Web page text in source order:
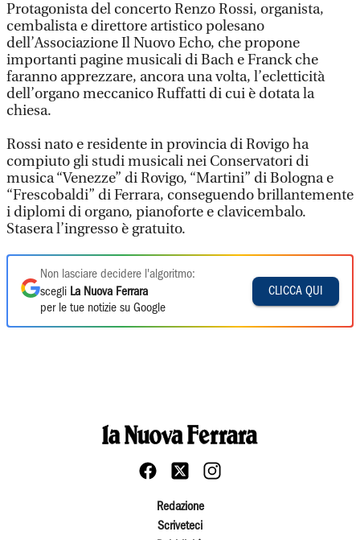
Protagonista del concerto Renzo Rossi, organista,
cembalista e direttore artistico polesano
dell’Associazione Il Nuovo Echo, che propone
importanti pagine musicali di Bach e Franck che
faranno apprezzare, ancora una volta, l’ecletticità
dell’organo meccanico Ruffatti di cui è dotata la
chiesa.
Rossi nato e residente in provincia di Rovigo ha
compiuto gli studi musicali nei Conservatori di
musica “Venezze” di Rovigo, “Martini” di Bologna e
“Frescobaldi” di Ferrara, conseguendo brillantemente
i diplomi di organo, pianoforte e clavicembalo.
Stasera l’ingresso è gratuito.
Non lasciare decidere l'algoritmo:
scegli La Nuova Ferrara
per le tue notizie su Google
CLICCA QUI
Redazione
Scriveteci